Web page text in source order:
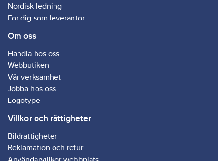
Nordisk ledning
För dig som leverantör
Om oss
Handla hos oss
Webbutiken
Vår verksamhet
Jobba hos oss
Logotype
Villkor och rättigheter
Bildrättigheter
Reklamation och retur